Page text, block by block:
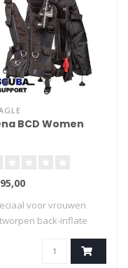
BCD Women
voor vrouwen
back-inflate